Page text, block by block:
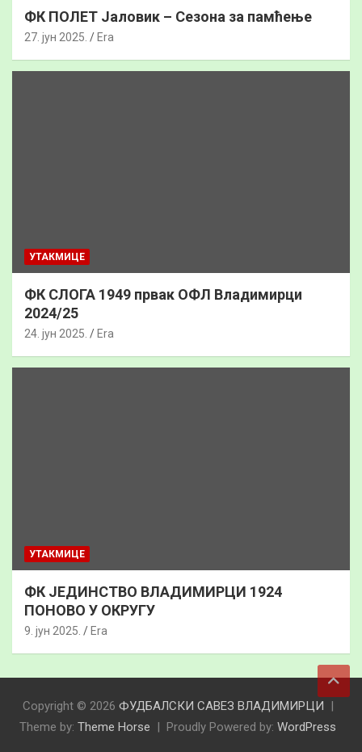
ФК ПОЛЕТ Јаловик – Сезона за памћење
27. јун 2025. Era
УТАКМИЦЕ
ФК СЛОГА 1949 првак ОФЛ Владимирци
2024/25
24. јун 2025. Era
УТАКМИЦЕ
ФК ЈЕДИНСТВО ВЛАДИМИРЦИ 1924
ПОНОВО У ОКРУГУ
9. јун 2025. Era
Copyright © 2026 ФУДБАЛСКИ САВЕЗ ВЛАДИМИРЦИ
Theme by: Theme Horse Proudly Powered by: WordPress